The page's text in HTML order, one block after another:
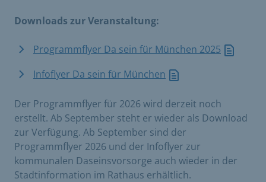
Downloads zur Veranstaltung:
Programmflyer Da sein für München 2025
Infoflyer Da sein für München
Der Programmflyer für 2026 wird derzeit noch
erstellt. Ab September steht er wieder als Download
zur Verfügung. Ab September sind der
Programmflyer 2026 und der Infoflyer zur
kommunalen Daseinsvorsorge auch wieder in der
Stadtinformation im Rathaus erhältlich.